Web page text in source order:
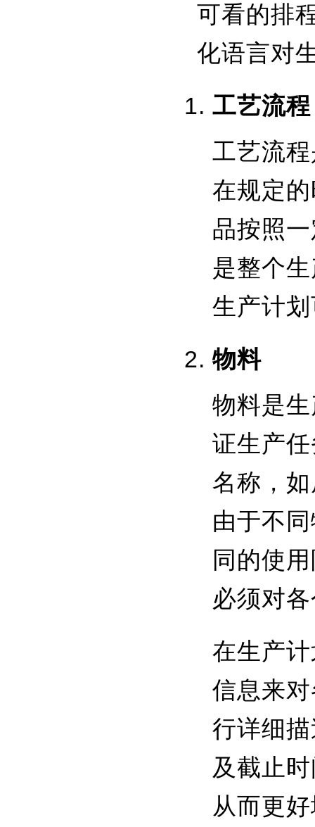
可看的排
化语言对
工艺流程
工艺流
在规定
品按照
是整个
生产计
物料
物料是
证生产
名称，
由于不
同的使
必须对
在生产
信息来
行详细
及截止
从而更